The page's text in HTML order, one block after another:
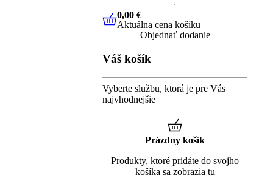
0,00 €Aktuálna cena košíku
0,00 €
Aktuálna cena košíku
Objednať dodanie
Váš košík
Vyberte službu, ktorá je pre Vás
najvhodnejšie
Prázdny košík
Produkty, ktoré pridáte do svojho
košíka sa zobrazia tu